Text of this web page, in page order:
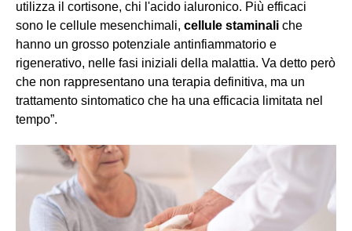
utilizza il cortisone, chi l'acido ialuronico. Più efficaci
sono le cellule mesenchimali, cellule staminali che
hanno un grosso potenziale antinfiammatorio e
rigenerativo, nelle fasi iniziali della malattia. Va detto però
che non rappresentano una terapia definitiva, ma un
trattamento sintomatico che ha una efficacia limitata nel
tempo”.